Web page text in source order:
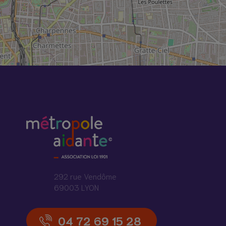
292 rue Vendôme
69003 LYON
04 72 69 15 28